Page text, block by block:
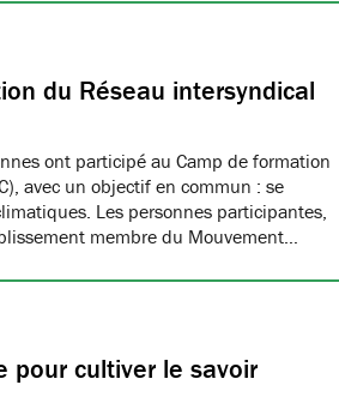
du Réseau intersyndical
ont participé au Camp de formation
avec un objectif en commun : se
Les personnes participantes,
membre du Mouvement…
pour cultiver le savoir